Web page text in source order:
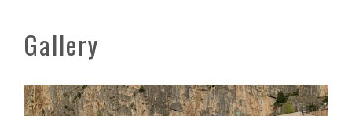
Gallery